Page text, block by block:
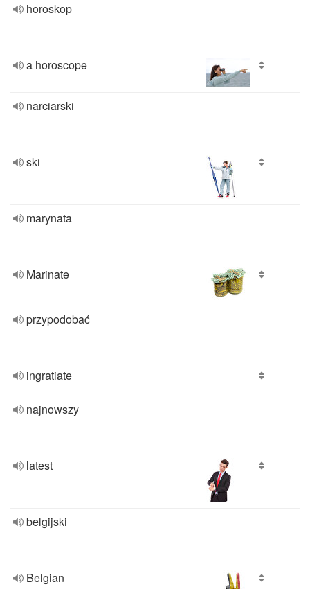
horoskop
a horoscope
narciarski
ski
marynata
Marinate
przypodobać
ingratiate
najnowszy
latest
belgijski
Belgian